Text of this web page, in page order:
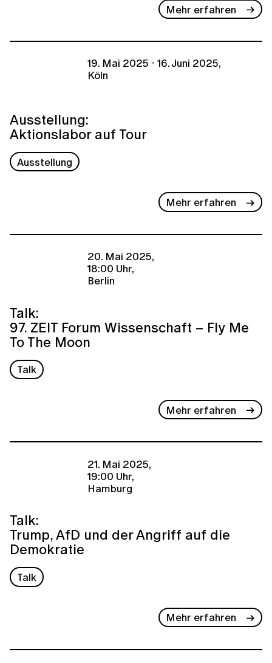
Mehr erfahren
19. Mai 2025 - 16. Juni 2025,
Köln
Ausstellung:
Aktionslabor auf Tour
Ausstellung
Mehr erfahren
20. Mai 2025,
18:00 Uhr,
Berlin
Talk:
97. ZEIT Forum Wissenschaft – Fly Me
To The Moon
Talk
Mehr erfahren
21. Mai 2025,
19:00 Uhr,
Hamburg
Talk:
Trump, AfD und der Angriff auf die
Demokratie
Talk
Mehr erfahren